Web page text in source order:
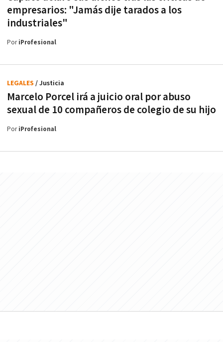
empresarios: "Jamás dije tarados a los
industriales"
PoriProfesional
Marcelo Porcel irá a juicio oral por abuso
sexual de 10 compañeros de colegio de su hijo
LEGALES / Justicia
PoriProfesional